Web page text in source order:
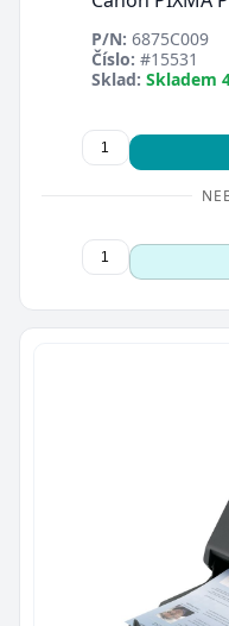
P/N: 6875C009
Číslo: #15531
Sklad: Skladem